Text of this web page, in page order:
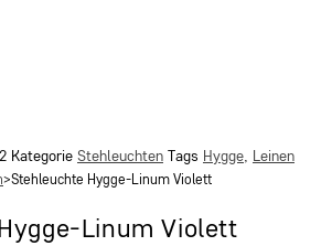
Kategorie Stehleuchten Tags Hygge, Leinen
>Stehleuchte Hygge-Linum Violett
Linum Violett